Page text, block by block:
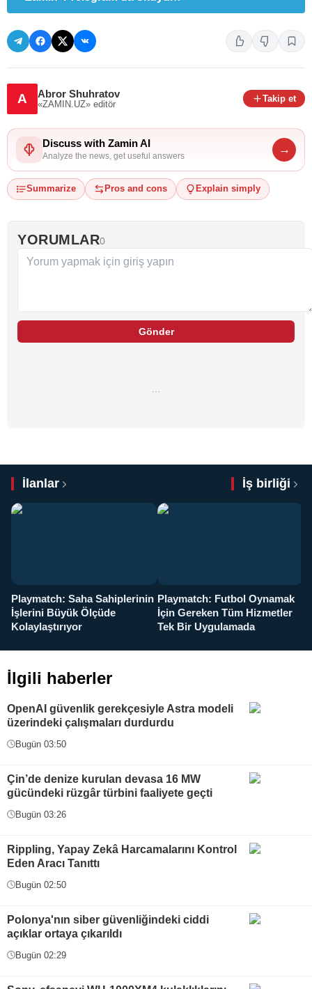
A Abror Shuhratov
«ZAMIN.UZ» editör
Takip et
Discuss with Zamin AI
Analyze the news, get useful answers
→
Summarize Pros and cons Explain simply
YORUMLAR0
Gönder
İlanlar İş birliği
Playmatch: Saha Sahiplerinin
İşlerini Büyük Ölçüde
Kolaylaştırıyor
Playmatch: Futbol Oynamak
İçin Gereken Tüm Hizmetler
Tek Bir Uygulamada
İlgili haberler
OpenAI güvenlik gerekçesiyle Astra modeli
üzerindeki çalışmaları durdurdu
Bugün 03:50
Çin’de denize kurulan devasa 16 MW
gücündeki rüzgâr türbini faaliyete geçti
Bugün 03:26
Rippling, Yapay Zekâ Harcamalarını Kontrol
Eden Aracı Tanıttı
Bugün 02:50
Polonya'nın siber güvenliğindeki ciddi
açıklar ortaya çıkarıldı
Bugün 02:29